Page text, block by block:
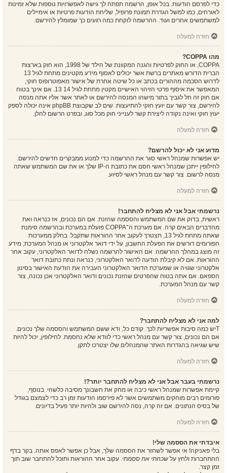
כדי לפרסם הודעות. בכל אופן, הרשמה תפתח לך גישה לאפשרויות נוספות שלא זמינות
לאורחים, כמו למשל הגדרת תמונת פרופיל, שליחת הודעות פרטיות או אימיילים
למשתמשים אחרים ועוד. ההרשמה לוקחת כמה רגעים כך שמומלץ להירשם.
חזרה למעלה
מהו COPPA?
COPPA, או החוק לפרטיות והגנה המקוונת של הילד של 1998, הוא חוק בארצות
הברית הדורש מאתרים ברשת אשר יכולים לאסוף מידע מקטינים מתחת לגיל 13
לדרוש הסכמה מההורים בכתב או כל שיטה אחרת של אישור מאפוטרופוס חוקי,
המאפשר את איסוף פרטי הזיהוי האישיים מקטין מתחת לגיל 14 13. אם אינך בטוח
אם חוק זה חל לגביך בתור מישהו המנסה להירשם או לאתר אשר אליו אתה מנסה
להירשם, צור קשר עם יועץ חוקי להתיעצות. שים לב שקבוצת phpBB אינה יכולה לספק
יעוץ חוקי ואינה נקודה ליצירת קשר לענייני חוק מכל סוג, ובפרט הרשום להלן.
חזרה למעלה
מדוע אני לא יכול להרשם?
יש אפשרות שמנהל ראשי סגר את ההרשמה כדי למנוע ממבקרים חדשים להירשם.
לחילופין ייתכן שמנהל ראשי חסם את כתובת ה-IP שלך או את שם המשתמש שאתה
מנסה לרשום. צור קשר עם מנהל ראשי לסיוע.
חזרה למעלה
נרשמתי אבל אני לא מצליח להתחבר!
ראשית, בדוק את שם המשתמש והססמה שהזנת. אם הם נכונים, אז כנראה ואת
מהדברים הבאים קרה. אם מערכת ה־COPPA פועלת במערכת ובהרשמה סימנת
שאתה מתחת לגיל 13, תצטרך לעקוב אחר ההוראות שתקבל. בחלק ממערכות
הפורומים דורשים את הפעלת החשבון, על ידי דואר אלקטרוני או מנהל המערכת; מידע
זה מוצג במהלך ההרשמה. אם האישור להרשמה נשלח לדואר האלקטרוני, עקוב אחר
ההוראות. אם לא קיבלת הודעה לדואר האלקטרוני, כנראה ונתת כתובת דואר
אלקטרוני שגויה או שמערכת הדואר האלקטרוני העבירה את הודעת האישור בסינון
הספאם. אם אתה בטוח שהפרטים שהזנת נכונים ודואר האלקטרוני אכן נכונה, צור
קשר עם מנהל המערכת.
חזרה למעלה
למה אני לא מצליח להתחבר?
Tיש כמה סיבות אפשריות לכך. קודם כל, ודא ששם המשתמש והססמה שלך נכונים.
אם הם נכונים, צור קשר עם מנהל ראשי כדי לוודא שלא נחסמת. לחילופין, יכול להיות
שיש שגיאה בהגדרות האתר שהמנהלים שלו יצטרכו לתקן.
חזרה למעלה
נרשמתי בעבר אבל אני לא מצליח להתחבר יותר?!
קיימת אפשרות שמנהל ראשי כיבה או מחק את חשבונך מסיבה כלשהי. בנוסף,
פורומים רבים מוחקים משתמשים אשר לא פירסמו הודעות זמן רב כדי לצמצם בגודל
של בסיס הנתונים. אם זה קרה, נסה להירשם שוב ולהיות יותר פעיל בדיונים.
חזרה למעלה
איבדתי את הססמה שלי!
בלי פאניקה! אי אפשר לשחזר את הססמה שלך, אבל כן אפשר לאפס אותה. בקר בדף
ההתחברות ולחץ על שכחתי את ססמתי. עקוב אחר ההוראות ותוכל להתחבר שוב תוך
זמן קצר.